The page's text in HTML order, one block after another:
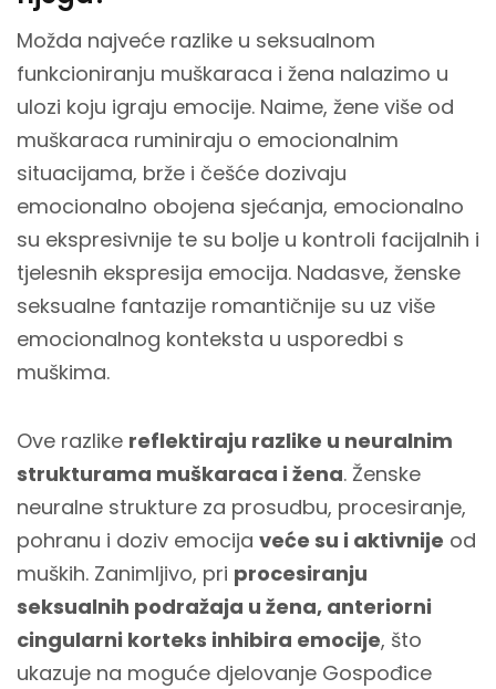
Možda najveće razlike u seksualnom
funkcioniranju muškaraca i žena nalazimo u
ulozi koju igraju emocije. Naime, žene više od
muškaraca ruminiraju o emocionalnim
situacijama, brže i češće dozivaju
emocionalno obojena sjećanja, emocionalno
su ekspresivnije te su bolje u kontroli facijalnih i
tjelesnih ekspresija emocija. Nadasve, ženske
seksualne fantazije romantičnije su uz više
emocionalnog konteksta u usporedbi s
muškima.
Ove razlike reflektiraju razlike u neuralnim
strukturama muškaraca i žena. Ženske
neuralne strukture za prosudbu, procesiranje,
pohranu i doziv emocija veće su i aktivnije od
muških. Zanimljivo, pri procesiranju
seksualnih podražaja u žena, anteriorni
cingularni korteks inhibira emocije, što
ukazuje na moguće djelovanje Gospođice